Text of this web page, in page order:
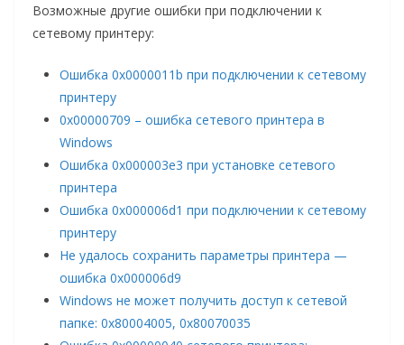
Возможные другие ошибки при подключении к
сетевому принтеру:
Ошибка 0x0000011b при подключении к сетевому
принтеру
0x00000709 – ошибка сетевого принтера в
Windows
Ошибка 0x000003e3 при установке сетевого
принтера
Ошибка 0x000006d1 при подключении к сетевому
принтеру
Не удалось сохранить параметры принтера —
ошибка 0x000006d9
Windows не может получить доступ к сетевой
папке: 0x80004005, 0x80070035